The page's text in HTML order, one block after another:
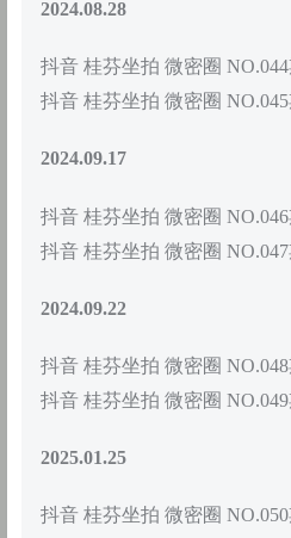
2024.08.28
抖音 桂芬坐拍 微密圈 NO.044
抖音 桂芬坐拍 微密圈 NO.045
2024.09.17
抖音 桂芬坐拍 微密圈 NO.046
抖音 桂芬坐拍 微密圈 NO.047
2024.09.22
抖音 桂芬坐拍 微密圈 NO.048
抖音 桂芬坐拍 微密圈 NO.049
2025.01.25
抖音 桂芬坐拍 微密圈